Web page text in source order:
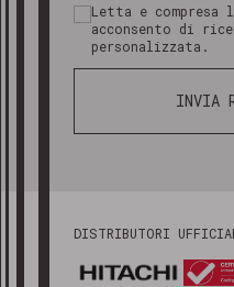
Letta e compresa
acconsento di
personalizzata.
INVIA
DISTRIBUTORI